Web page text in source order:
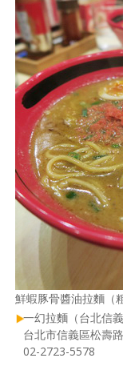
鮮蝦豚骨醬油拉麵（
一幻拉麵（台北信義
台北市信義區松壽
02-2723-5578